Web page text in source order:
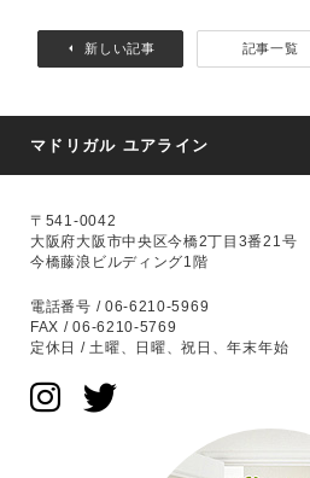
新しい記事 記事一覧
マドリガル ユアライン
〒541-0042
大阪府大阪市中央区今橋2丁目3番21号
今橋藤浪ビルディング1階
電話番号 / 06-6210-5969
FAX / 06-6210-5769
定休日 / 土曜、日曜、祝日、年末年始